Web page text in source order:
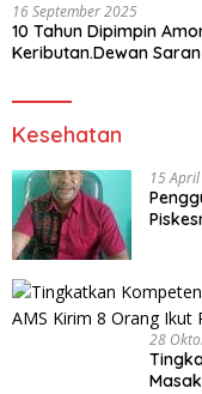
16 September 2025
10 Tahun Dipimpin
Keributan.Dewan
Kesehatan
15
28
Masak